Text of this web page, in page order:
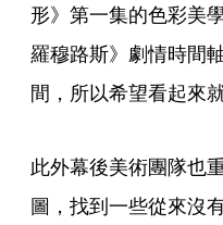
形》第一集的色彩美
羅穆路斯》劇情時間
間，所以希望看起來
此外幕後美術團隊也
圖，找到一些從來沒